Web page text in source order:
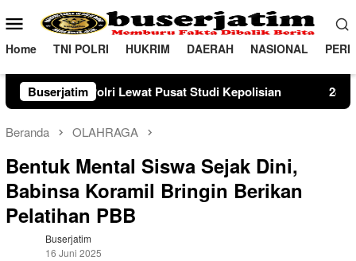
ke
konten
Menu
Mobile
Home TNI POLRI HUKRIM DAERAH NASIONAL
Buserjatim
Pusat Studi Kepolisian 28 Tahun Membina Rumah
Beranda OLAHRAGA
Bentuk Mental Siswa Sejak Dini,
Babinsa Koramil Bringin Berikan
Pelatihan PBB
Buserjatim
16 Juni 2025